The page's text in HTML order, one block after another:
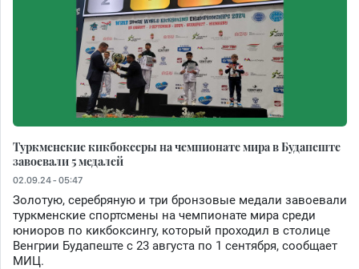
Туркменские кикбоксеры на чемпионате мира в Будапеште
завоевали 5 медалей
02.09.24 - 05:47
Золотую, серебряную и три бронзовые медали завоевали
туркменские спортсмены на чемпионате мира среди
юниоров по кикбоксингу, который проходил в столице
Венгрии Будапеште с 23 августа по 1 сентября, сообщает
МИЦ.